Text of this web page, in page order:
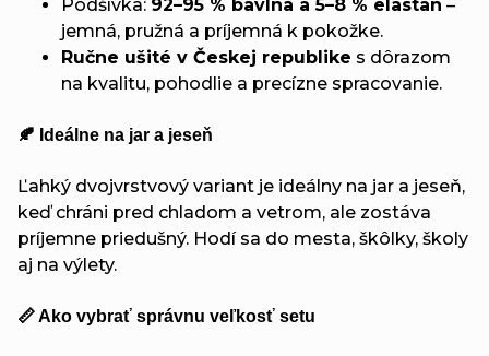
Podšívka: 92–95 % bavlna a 5–8 % elastan –
jemná, pružná a príjemná k pokožke.
Ručne ušité v Českej republike s dôrazom
na kvalitu, pohodlie a precízne spracovanie.
🍂 Ideálne na jar a jeseň
Ľahký dvojvrstvový variant je ideálny na jar a jeseň,
keď chráni pred chladom a vetrom, ale zostáva
príjemne priedušný. Hodí sa do mesta, škôlky, školy
aj na výlety.
📏 Ako vybrať správnu veľkosť setu